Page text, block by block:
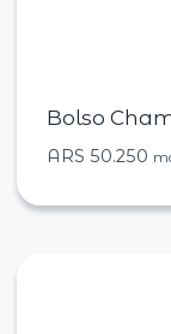
Bolso
ARS 50.250